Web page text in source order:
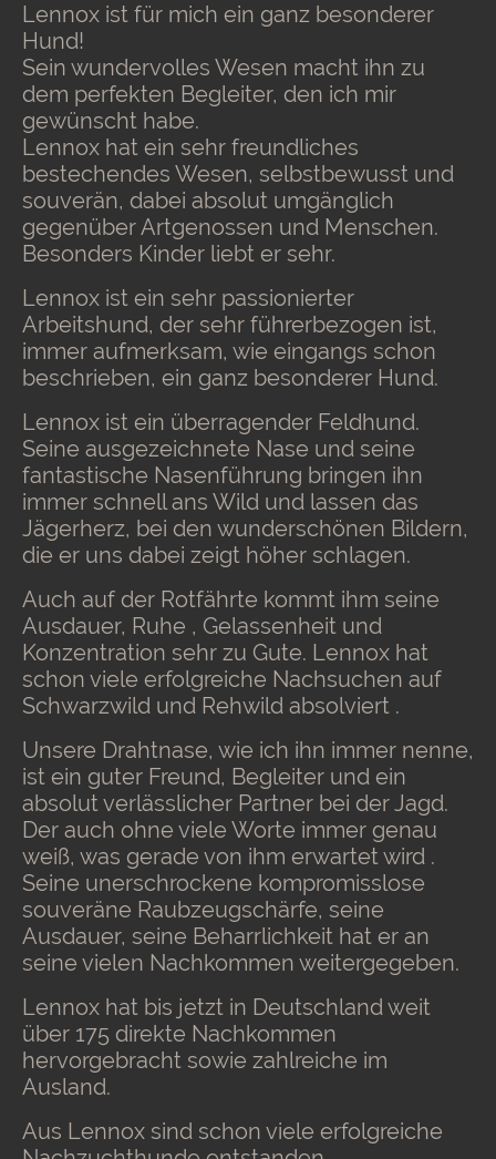
Lennox ist für mich ein ganz besonderer
Hund!
Sein wundervolles Wesen macht ihn zu
dem perfekten Begleiter, den ich mir
gewünscht habe.
Lennox hat ein sehr freundliches
bestechendes Wesen, selbstbewusst und
souverän, dabei absolut umgänglich
gegenüber Artgenossen und Menschen.
Besonders Kinder liebt er sehr.
Lennox ist ein sehr passionierter
Arbeitshund, der sehr führerbezogen ist,
immer aufmerksam, wie eingangs schon
beschrieben, ein ganz besonderer Hund.
Lennox ist ein überragender Feldhund.
Seine ausgezeichnete Nase und seine
fantastische Nasenführung bringen ihn
immer schnell ans Wild und lassen das
Jägerherz, bei den wunderschönen Bildern,
die er uns dabei zeigt höher schlagen.
Auch auf der Rotfährte kommt ihm seine
Ausdauer, Ruhe , Gelassenheit und
Konzentration sehr zu Gute. Lennox hat
schon viele erfolgreiche Nachsuchen auf
Schwarzwild und Rehwild absolviert .
Unsere Drahtnase, wie ich ihn immer nenne,
ist ein guter Freund, Begleiter und ein
absolut verlässlicher Partner bei der Jagd.
Der auch ohne viele Worte immer genau
weiß, was gerade von ihm erwartet wird .
Seine unerschrockene kompromisslose
souveräne Raubzeugschärfe, seine
Ausdauer, seine Beharrlichkeit hat er an
seine vielen Nachkommen weitergegeben.
Lennox hat bis jetzt in Deutschland weit
über 175 direkte Nachkommen
hervorgebracht sowie zahlreiche im
Ausland.
Aus Lennox sind schon viele erfolgreiche